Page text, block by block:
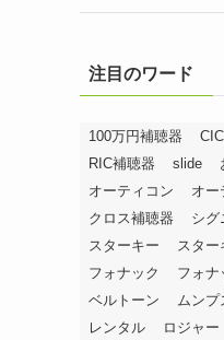
注目のワード
100万円補聴器 CIC
RIC補聴器
slide
オーティコン
オー
クロス補聴器
シグ
スターキー
スタ
フォナック
フォナ
ベルトーン
ムンプ
レンタル
ロジャー